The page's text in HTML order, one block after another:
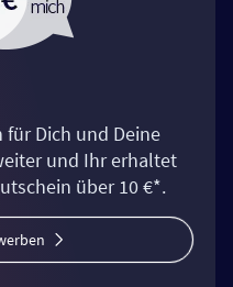
Dich und Deine
und Ihr erhaltet
über 10 €*.